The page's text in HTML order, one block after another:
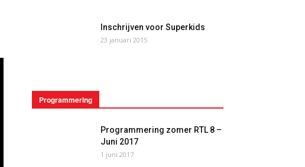
Inschrijven voor Superkids
23 januari 2015
Programmering
Programmering zomer RTL 8 –
Juni 2017
1 juni 2017